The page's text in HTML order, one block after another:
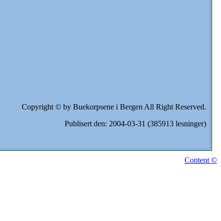
Copyright © by Buekorpsene i Bergen All Right Reserved.
Publisert den: 2004-03-31 (385913 lesninger)
Content ©